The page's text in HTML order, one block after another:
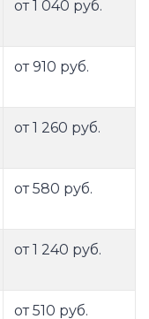
от 1 040 руб.
от 910 руб.
от 1 260 руб.
от 580 руб.
от 1 240 руб.
от 510 руб.